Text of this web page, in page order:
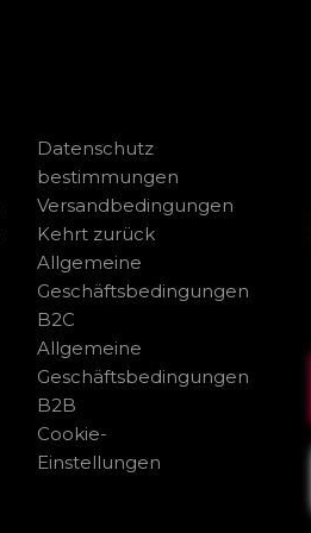
Datenschutz
bestimmungen
Versandbedingungen
Kehrt zurück
Allgemeine
Geschäftsbedingungen
B2C
Allgemeine
Geschäftsbedingungen
B2B
Cookie-
Einstellungen